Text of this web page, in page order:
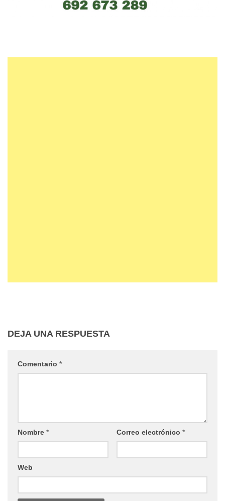
DEJA UNA RESPUESTA
Comentario *
Nombre * Correo electrónico *
Web